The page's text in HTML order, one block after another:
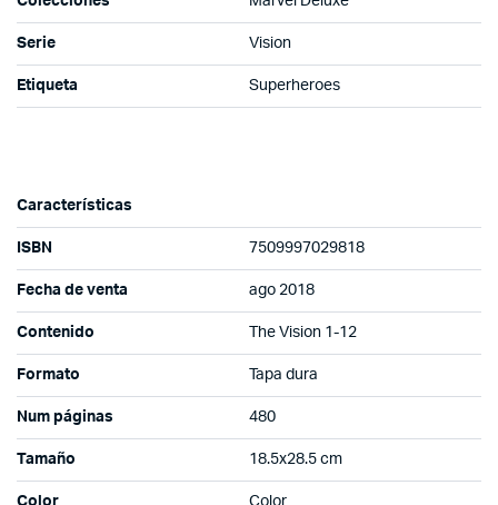
Serie Vision
Etiqueta Superheroes
Características
ISBN 7509997029818
Fecha de venta ago 2018
Contenido The Vision 1-12
Formato Tapa dura
Num páginas 480
Tamaño 18.5x28.5 cm